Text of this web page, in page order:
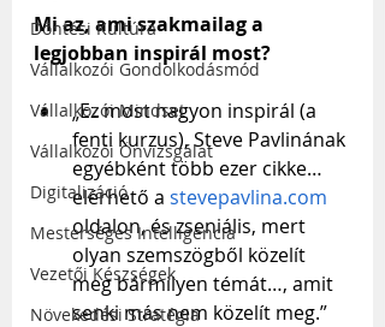
Döntési Kultúra
Vállalkozói Gondolkodásmód
Vállalkozói Mindset
Vállalkozói Önvizsgálat
Digitalizáció
Mesterséges Intelligencia
Vezetői Készségek
Növekedési Stratégia
Mi az, ami szakmailag a
legjobban inspirál most?
„Ez most nagyon inspirál (a
fenti kurzus), Steve Pavlinának
egyébként több ezer cikke…
elérhető a stevepavlina.com
oldalon, és zseniális, mert
olyan szemszögből közelít
meg bármilyen témát…, amit
senki más nem közelít meg.”